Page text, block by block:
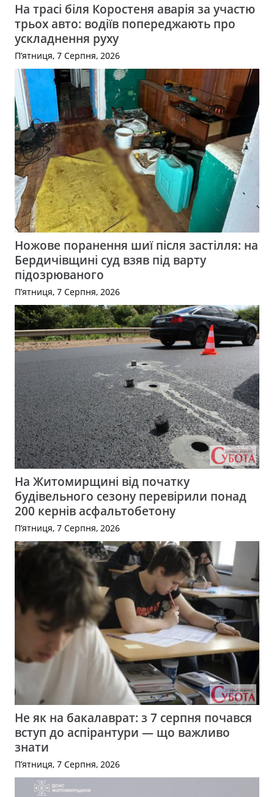
На трасі біля Коростеня аварія за участю
трьох авто: водіїв попереджають про
ускладнення руху
П’ятниця, 7 Серпня, 2026
Ножове поранення шиї після застілля: на
Бердичівщині суд взяв під варту
підозрюваного
П’ятниця, 7 Серпня, 2026
На Житомирщині від початку
будівельного сезону перевірили понад
200 кернів асфальтобетону
П’ятниця, 7 Серпня, 2026
Не як на бакалаврат: з 7 серпня почався
вступ до аспірантури — що важливо
знати
П’ятниця, 7 Серпня, 2026